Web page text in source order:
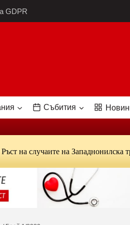
GDPR
Събития
случаите на Западнонилска